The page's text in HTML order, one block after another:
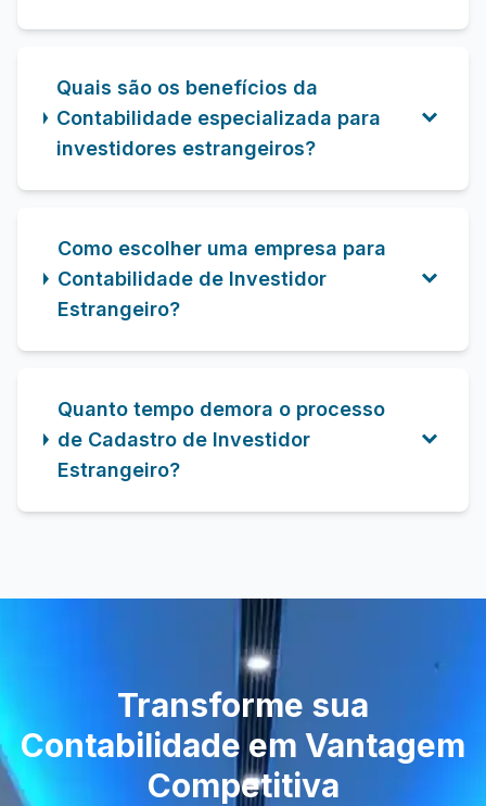
Quais são os benefícios da
Contabilidade especializada para
investidores estrangeiros?
Como escolher uma empresa para
Contabilidade de Investidor
Estrangeiro?
Quanto tempo demora o processo
de Cadastro de Investidor
Estrangeiro?
Transforme sua
Contabilidade em Vantagem
Competitiva